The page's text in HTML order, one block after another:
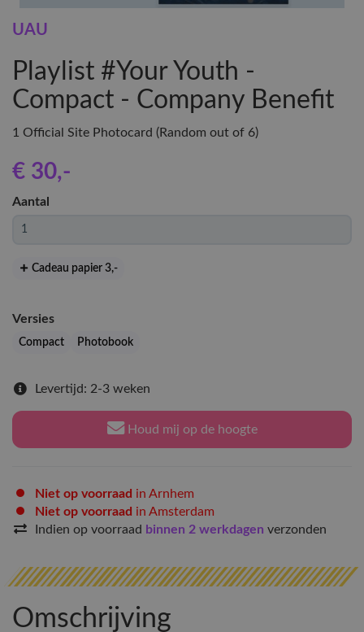
UAU
Playlist #Your Youth -
Compact - Company Benefit
1 Official Site Photocard (Random out of 6)
€ 30,-
Aantal
Cadeau papier 3,-
Versies
Compact Photobook
Levertijd: 2-3 weken
Houd mij op de hoogte
Niet op voorraad in Arnhem
Niet op voorraad in Amsterdam
Indien op voorraad binnen 2 werkdagen verzonden
Omschrijving